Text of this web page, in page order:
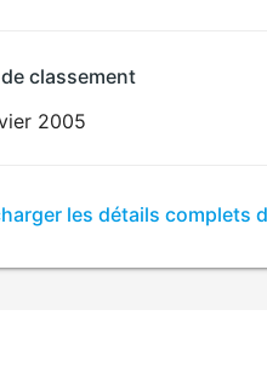
classement
2005
les détails complets